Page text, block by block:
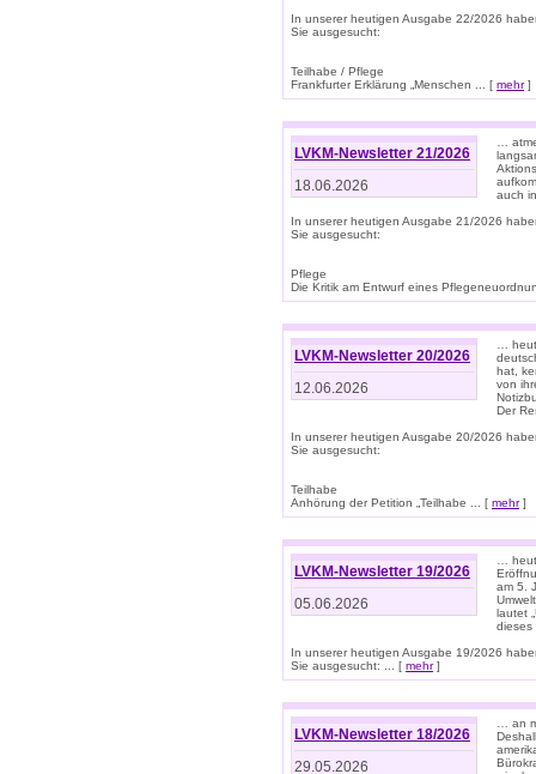
In unserer heutigen Ausgabe 22/2026
Sie ausgesucht:
Teilhabe / Pflege
Frankfurter Erklärung „Menschen ... [ mehr]
LVKM-Newsletter 21/2026
18.06.2026
…
auch
In unserer heutigen Ausgabe 21/2026
Sie ausgesucht:
Pflege
Die Kritik am Entwurf eines
LVKM-Newsletter 20/2026
12.06.2026
…
hat,
von
Der
In unserer heutigen Ausgabe 20/2026
Sie ausgesucht:
Teilhabe
Anhörung der Petition „Teilhabe ... [ mehr]
LVKM-Newsletter 19/2026
05.06.2026
…
am 5.
lautet
dieses
In unserer heutigen Ausgabe 19/2026
Sie ausgesucht: ... [ mehr]
LVKM-Newsletter 18/2026
29.05.2026
… an